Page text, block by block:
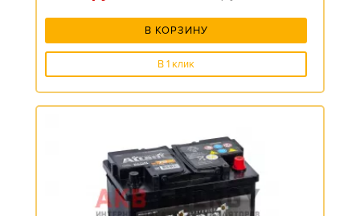
В КОРЗИНУ
В 1 клик